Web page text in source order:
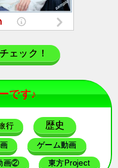
ェック！
です♪
行 歴史
ゲーム動画
画② 東方Project